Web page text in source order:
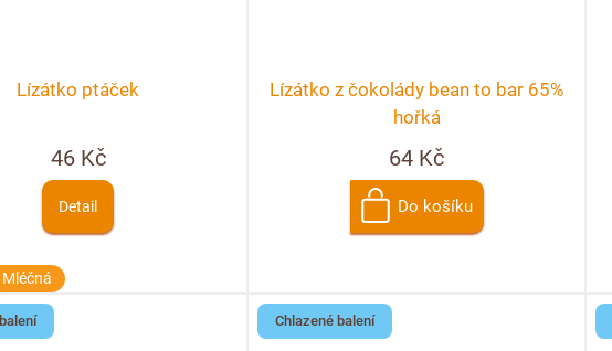
Lízátko ptáček
46 Kč
Detail
Mléčná
Lízátko z čokolády bean to bar 65%
hořká
64 Kč
Do košíku
Chlazené balení